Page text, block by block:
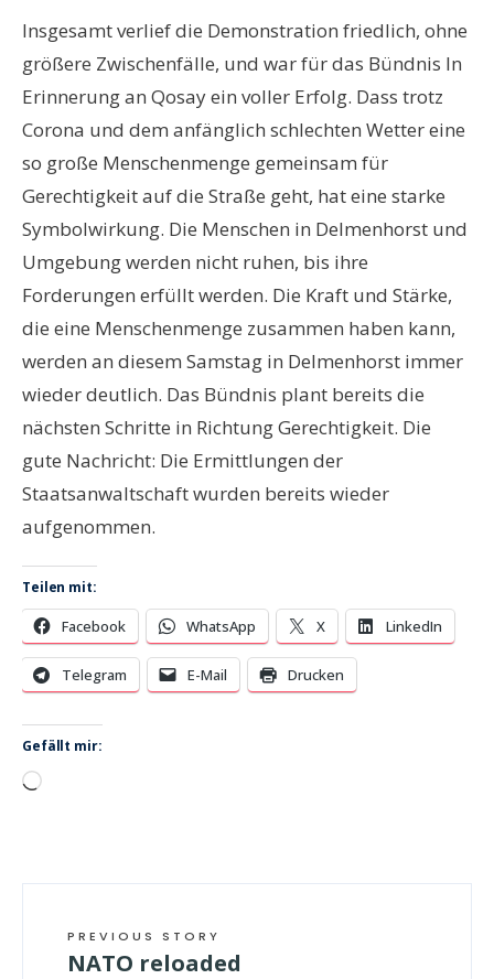
Insgesamt verlief die Demonstration friedlich, ohne
größere Zwischenfälle, und war für das Bündnis In
Erinnerung an Qosay ein voller Erfolg. Dass trotz
Corona und dem anfänglich schlechten Wetter eine
so große Menschenmenge gemeinsam für
Gerechtigkeit auf die Straße geht, hat eine starke
Symbolwirkung. Die Menschen in Delmenhorst und
Umgebung werden nicht ruhen, bis ihre
Forderungen erfüllt werden. Die Kraft und Stärke,
die eine Menschenmenge zusammen haben kann,
werden an diesem Samstag in Delmenhorst immer
wieder deutlich. Das Bündnis plant bereits die
nächsten Schritte in Richtung Gerechtigkeit. Die
gute Nachricht: Die Ermittlungen der
Staatsanwaltschaft wurden bereits wieder
aufgenommen.
Teilen mit:
Facebook WhatsApp X LinkedIn
Telegram E-Mail Drucken
Gefällt mir:
Wird
PREVIOUS STORY
NATO reloaded